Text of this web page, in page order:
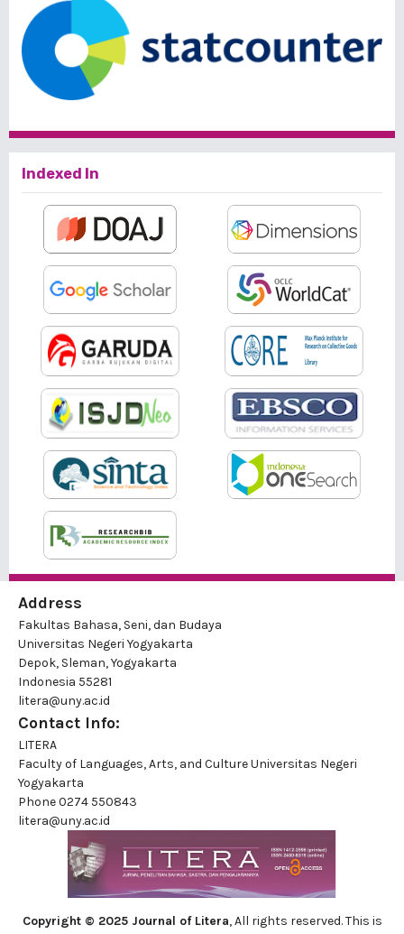
Indexed In
Address
Fakultas Bahasa, Seni, dan Budaya
Universitas Negeri Yogyakarta
Depok, Sleman, Yogyakarta
Indonesia 55281
litera@uny.ac.id
Contact Info:
LITERA
Faculty of Languages, Arts, and Culture Universitas Negeri
Yogyakarta
Phone0274 550843
litera@uny.ac.id
Copyright © 2025 Journal of Litera, All rights reserved. This is